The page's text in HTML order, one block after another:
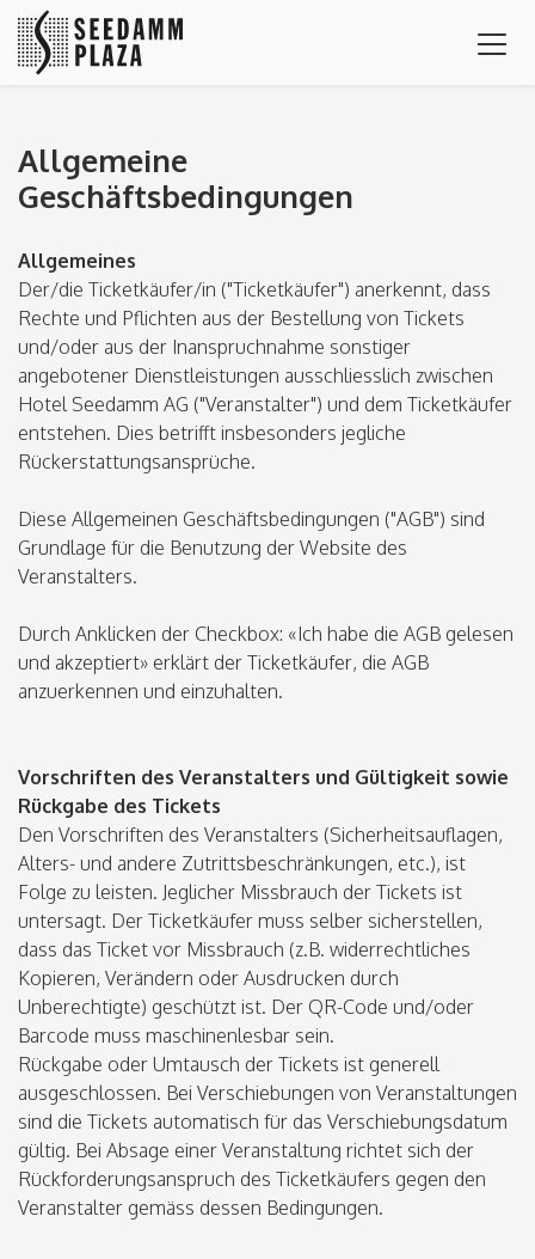
Allgemeine
Geschäftsbedingungen
Allgemeines
Der/die Ticketkäufer/in ("Ticketkäufer") anerkennt, dass
Rechte und Pflichten aus der Bestellung von Tickets
und/oder aus der Inanspruchnahme sonstiger
angebotener Dienstleistungen ausschliesslich zwischen
Hotel Seedamm AG ("Veranstalter") und dem Ticketkäufer
entstehen. Dies betrifft insbesonders jegliche
Rückerstattungsansprüche.
Diese Allgemeinen Geschäftsbedingungen ("AGB") sind
Grundlage für die Benutzung der Website des
Veranstalters.
Durch Anklicken der Checkbox: «Ich habe die AGB gelesen
und akzeptiert» erklärt der Ticketkäufer, die AGB
anzuerkennen und einzuhalten.
Vorschriften des Veranstalters und Gültigkeit sowie
Rückgabe des Tickets
Den Vorschriften des Veranstalters (Sicherheitsauflagen,
Alters- und andere Zutrittsbeschränkungen, etc.), ist
Folge zu leisten. Jeglicher Missbrauch der Tickets ist
untersagt. Der Ticketkäufer muss selber sicherstellen,
dass das Ticket vor Missbrauch (z.B. widerrechtliches
Kopieren, Verändern oder Ausdrucken durch
Unberechtigte) geschützt ist. Der QR-Code und/oder
Barcode muss maschinenlesbar sein.
Rückgabe oder Umtausch der Tickets ist generell
ausgeschlossen. Bei Verschiebungen von Veranstaltungen
sind die Tickets automatisch für das Verschiebungsdatum
gültig. Bei Absage einer Veranstaltung richtet sich der
Rückforderungsanspruch des Ticketkäufers gegen den
Veranstalter gemäss dessen Bedingungen.